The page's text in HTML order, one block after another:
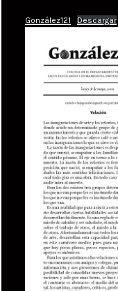
González121 Descargar